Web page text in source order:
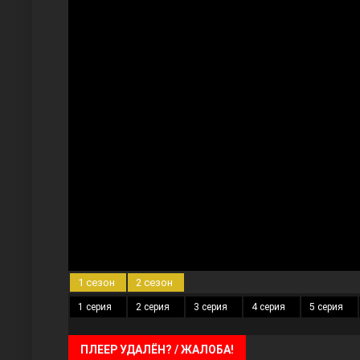
Ветреный холм
1 сезон 2 сезон
1 серия 2 серия 3 серия 4 серия 5 серия
ПЛЕЕР УДАЛЁН? / ЖАЛОБА!